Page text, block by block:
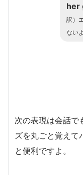
her
訳）
ない
次の表現は会話で
ズを丸ごと覚えて
と便利ですよ。